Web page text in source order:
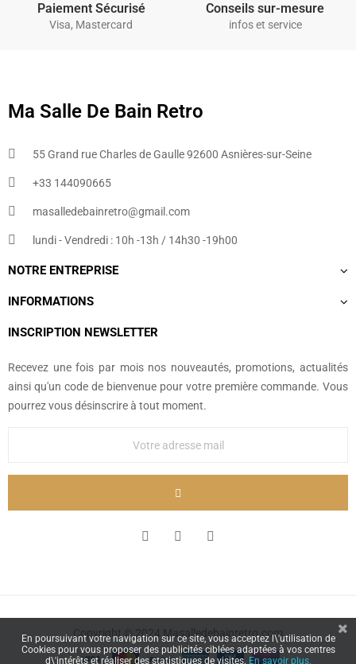
Paiement Sécurisé
Visa, Mastercard
Conseils sur-mesure
infos et service
Ma Salle De Bain Retro
55 Grand rue Charles de Gaulle 92600 Asnières-sur-Seine
+33 144090665​
masalledebainretro@gmail.com
lundi - Vendredi : 10h -13h / 14h30 -19h00
NOTRE ENTREPRISE
INFORMATIONS
INSCRIPTION NEWSLETTER
Recevez une fois par mois nos nouveautés, promotions, actualités
ainsi qu'un code de bienvenue pour votre première commande. Vous
pourrez vous désinscrire à tout moment.
Copyright © 2024 Masalledebainretro.com
En poursuivant votre navigation sur ce site, vous acceptez l\'utilisation de
Cookies pour vous proposer des publicités ciblées adaptées à vos centres
d\'intérêts et réaliser des statistiques de visites. En savoir plus.